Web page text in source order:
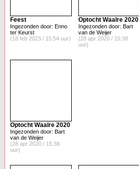
Feest
Ingezonden door: Enno
ter Keurst
(18 feb 2023 / 15:54 uur)
Optocht Waalre 2020
Ingezonden door: Bart
van de Weijer
(28 apr 2020 / 15:38
uur)
Optocht Waalre 2020
Ingezonden door: Bart
van de Weijer
(28 apr 2020 / 15:38
uur)